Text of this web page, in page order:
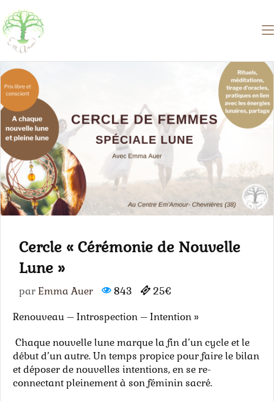
Cercle « Cérémonie de Nouvelle
Lune »
par Emma Auer 843
25€
Renouveau – Introspection – Intention »
Chaque nouvelle lune marque la fin d’un cycle et le
début d’un autre. Un temps propice pour faire le bilan
et déposer de nouvelles intentions, en se re-
connectant pleinement à son féminin sacré.